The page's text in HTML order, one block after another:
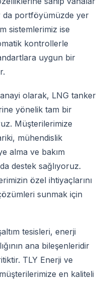
da portföyümüzde yer
sistemlerimiz ise
kontrollerle
uygun bir
olarak, LNG tanker
yönelik tam bir
Müşterilerimize
mühendislik
alma ve bakım
destek sağlıyoruz.
özel ihtiyaçlarını
sunmak için
tesisleri, enerji
ana bileşenleridir
TLY Enerji ve
en kaliteli